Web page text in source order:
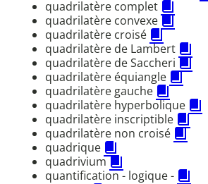
quadrilatère complet
quadrilatère convexe
quadrilatère croisé
quadrilatère de Lambert
quadrilatère de Saccheri
quadrilatère équiangle
quadrilatère gauche
quadrilatère hyperbolique
quadrilatère inscriptible
quadrilatère non croisé
quadrique
quadrivium
quantification - logique -